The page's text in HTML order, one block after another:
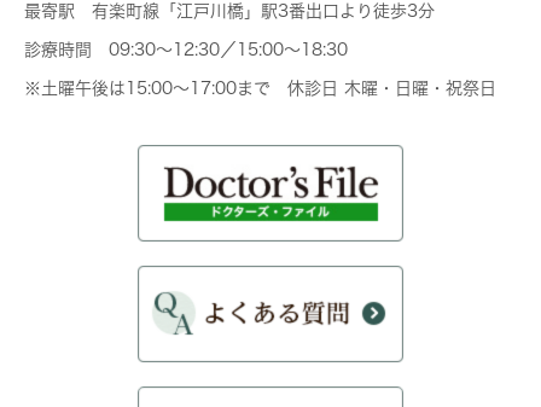
最寄駅 有楽町線「江戸川橋」駅3番出口より徒歩3分
診療時間 09:30～12:30／15:00～18:30
※土曜午後は15:00～17:00まで 休診日 木曜・日曜・祝祭日